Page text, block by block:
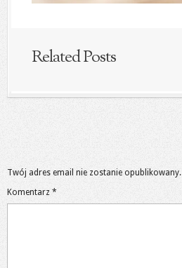
Related Posts
Twój adres email nie zostanie opublikowany.
Komentarz *